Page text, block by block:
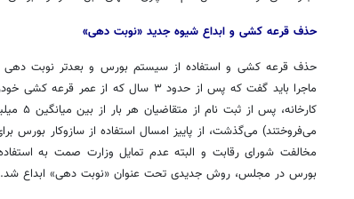
حذف قرعه کشی و ابداع شیوه جدید «نوبت دهی»
حذف قرعه کشی و استفاده از سیستم بورس و بعدتر نوبت دهی
ماجرا باید گفت که پس از حدود ۳ سال که
می‌فروختند) می‌گذشت، از پاییز امسال استفاده از سازوکار بورس
مخالفت شورای رقابت و البته عدم تمایل وزارت صمت به
بورس در مجلس، روش جدیدی تحت عنوان «نوبت دهی» ابداع شد.